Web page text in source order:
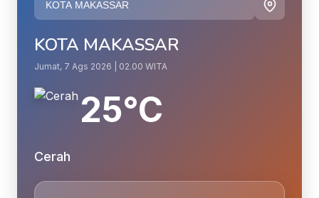
KOTA MAKASSAR
Jumat, 7 Ags 2026 | 02.00 WITA
25°C
Cerah